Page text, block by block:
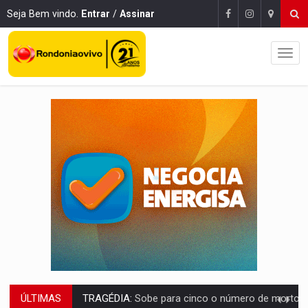
Seja Bem vindo. Entrar / Assinar
ÚLTIMAS TRANSPORTE DE ARROZ:MPF assegura cumprimento da legislação sobre transporte